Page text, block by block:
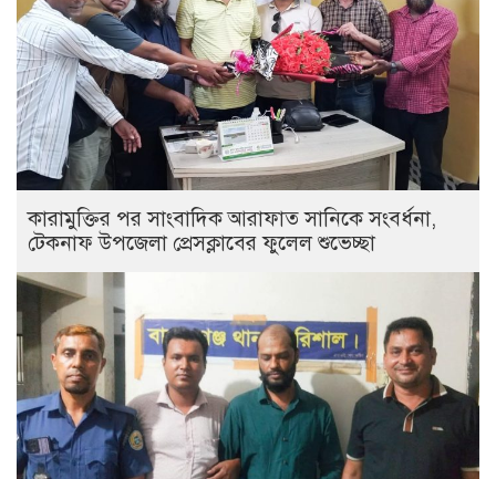
কারামুক্তির পর সাংবাদিক আরাফাত সানিকে সংবর্ধনা,
টেকনাফ উপজেলা প্রেসক্লাবের ফুলেল শুভেচ্ছা